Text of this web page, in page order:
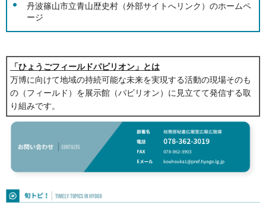
丹波篠山市立青山歴史村（外部サイトへリンク） のホームペ
ージ
「ひょうごフィールドパビリオン」とは
万博に向けて地域の持続可能な未来を実現する活動の現場そのも
の（フィールド）を展示館（パビリオン）に見立てて発信する取
り組みです。